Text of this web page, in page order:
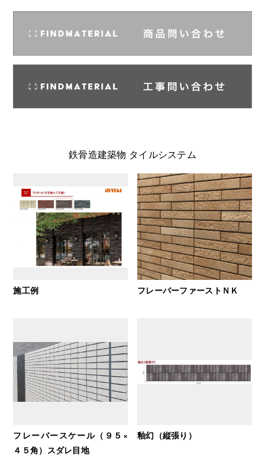
鉄骨造建築物 タイルシステム
施工例 フレーバーファーストＮＫ
フレーバースケール（９５×
４５角）スダレ目地
釉幻（縦張り）